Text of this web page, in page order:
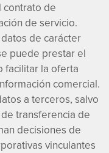
contrato de
de servicio.
de carácter
puede prestar el
facilitar la oferta
comercial.
a terceros, salvo
transferencia de
decisiones de
vinculantes